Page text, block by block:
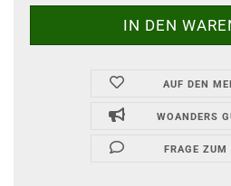
AUF DEN
WOANDERS
FRAGE ZUM